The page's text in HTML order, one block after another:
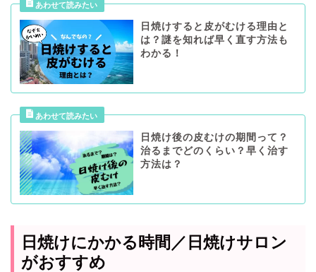
日焼けすると皮がむける理由と
は？謎を知れば早く直す方法も
わかる！
日焼け後の皮むけの期間って？
治るまでどのくらい？早く治す
方法は？
日焼けにかかる時間／日焼けサロン
がおすすめ